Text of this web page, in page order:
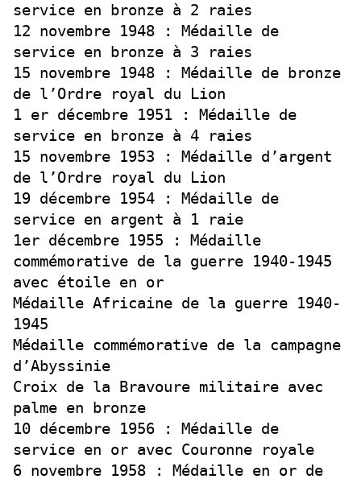
service en bronze à 2 raies
12 novembre 1948 : Médaille de
service en bronze à 3 raies
15 novembre 1948 : Médaille de bronze
de l’Ordre royal du Lion
1 er décembre 1951 : Médaille de
service en bronze à 4 raies
15 novembre 1953 : Médaille d’argent
de l’Ordre royal du Lion
19 décembre 1954 : Médaille de
service en argent à 1 raie
1er décembre 1955 : Médaille
commémorative de la guerre 1940-1945
avec étoile en or
Médaille Africaine de la guerre 1940-
1945
Médaille commémorative de la campagne
d’Abyssinie
Croix de la Bravoure militaire avec
palme en bronze
10 décembre 1956 : Médaille de
service en or avec Couronne royale
6 novembre 1958 : Médaille en or de